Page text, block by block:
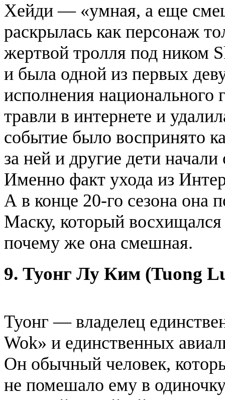
Хейди — «умная, а еще
раскрылась как персонаж
жертвой тролля под ником
и была одной из первых
исполнения
травли в интернете и
событие было воспринято
за ней и другие дети
Именно факт ухода из
А в конце 20-го сезона она
Маску, который
почему же она смешная.
9. Туонг Лу Ким (Tuong
Туонг — владелец
Wok» и единственных
Он обычный человек,
не помешало ему в